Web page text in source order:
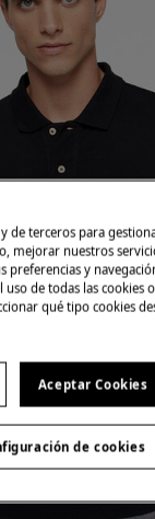
de terceros para
mejorar nuestros
preferencias y
uso de todas las cookies
qué tipo cookies
Aceptar Cookies
de cookies